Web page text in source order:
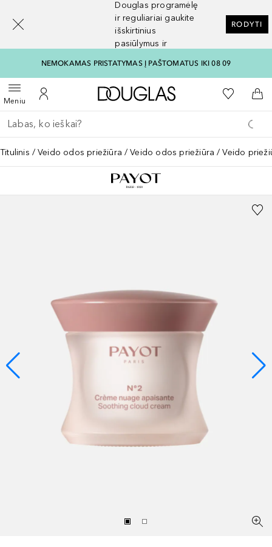
Douglas programėlę
ir reguliariai gaukite
išskirtinius
pasiūlymus ir
RODYTI
NEMOKAMAS PRISTATYMAS Į PAŠTOMATUS IKI 08 09
MeniuAtidaryti meniuĮ mano paskyrą
Į Douglas pagrindinį
Į mano
Į
Grįžk atgal
Vykdykite paiešką
Titulinis Veido odos priežiūra Veido odos priežiūra Veido
[navigation.slideout.screenreader]